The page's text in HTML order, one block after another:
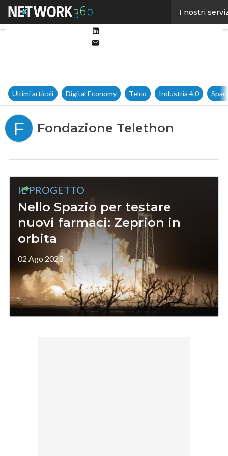
I nostri
Ultimi articoli Digital Economy Telco Industria 4.0
F Fondazione Telethon
IL PROGETTO
Nello Spazio per testare
nuovi farmaci: Zeprion in
orbita
02 Ago 2023